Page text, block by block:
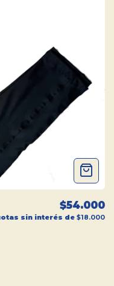
$54.000
sin interés de $18.000